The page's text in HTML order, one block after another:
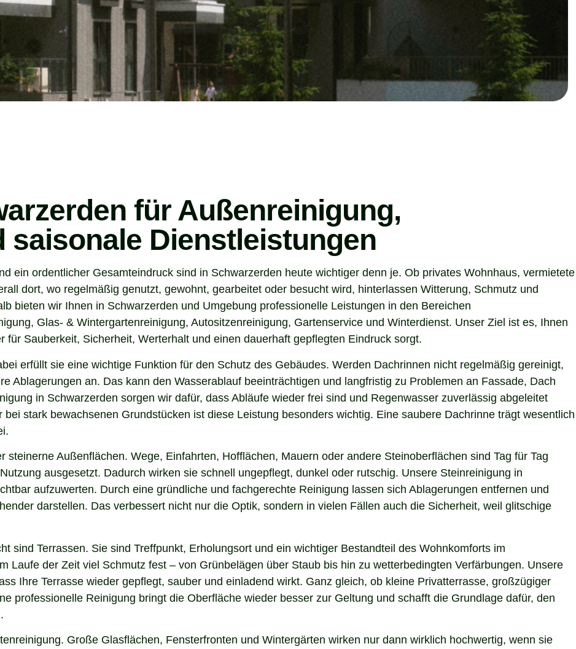
für Außenreinigung,
saisonale Dienstleistungen
ein ordentlicher Gesamteindruck sind in Schwarzerden heute wichtiger denn je. Ob privates Wohnhaus, vermietete
dort, wo regelmäßig genutzt, gewohnt, gearbeitet oder besucht wird, hinterlassen Witterung, Schmutz und
bieten wir Ihnen in Schwarzerden und Umgebung professionelle Leistungen in den Bereichen
Glas- & Wintergartenreinigung, Autositzenreinigung, Gartenservice und Winterdienst. Unser Ziel ist es, Ihnen
Sauberkeit, Sicherheit, Werterhalt und einen dauerhaft gepflegten Eindruck sorgt.
erfüllt sie eine wichtige Funktion für den Schutz des Gebäudes. Werden Dachrinnen nicht regelmäßig gereinigt,
Ablagerungen an. Das kann den Wasserablauf beeinträchtigen und langfristig zu Problemen an Fassade, Dach
in Schwarzerden sorgen wir dafür, dass Abläufe wieder frei sind und Regenwasser zuverlässig abgeleitet
stark bewachsenen Grundstücken ist diese Leistung besonders wichtig. Eine saubere Dachrinne trägt wesentlich
Außenflächen. Wege, Einfahrten, Hofflächen, Mauern oder andere Steinoberflächen sind Tag für Tag
ausgesetzt. Dadurch wirken sie schnell ungepflegt, dunkel oder rutschig. Unsere Steinreinigung in
aufzuwerten. Durch eine gründliche und fachgerechte Reinigung lassen sich Ablagerungen entfernen und
darstellen. Das verbessert nicht nur die Optik, sondern in vielen Fällen auch die Sicherheit, weil glitschige
sind Terrassen. Sie sind Treffpunkt, Erholungsort und ein wichtiger Bestandteil des Wohnkomforts im
Laufe der Zeit viel Schmutz fest – von Grünbelägen über Staub bis hin zu wetterbedingten Verfärbungen. Unsere
Ihre Terrasse wieder gepflegt, sauber und einladend wirkt. Ganz gleich, ob kleine Privatterrasse, großzügiger
professionelle Reinigung bringt die Oberfläche wieder besser zur Geltung und schafft die Grundlage dafür, den
Große Glasflächen, Fensterfronten und Wintergärten wirken nur dann wirklich hochwertig, wenn sie